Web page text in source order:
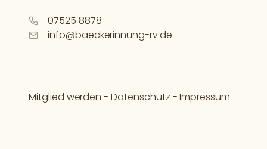
07525 8878
info@baeckerinnung-rv.de
Mitglied werden -Datenschutz -Impressum